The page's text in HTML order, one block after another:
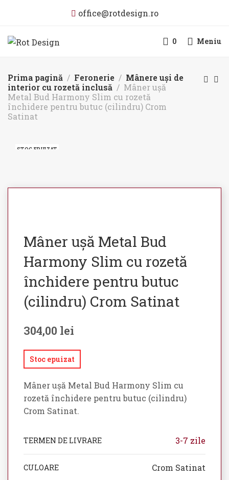
office@rotdesign.ro
0 Meniu
Prima pagină Feronerie
Mânere uși de
interior cu rozetă inclusă
Mâner ușă
Metal Bud Harmony Slim cu rozetă
închidere pentru butuc (cilindru) Crom
Satinat
STOC EPUIZAT
Mâner ușă Metal Bud
Harmony Slim cu rozetă
închidere pentru butuc
(cilindru) Crom Satinat
304,00 lei
Stoc epuizat
Mâner ușă Metal Bud Harmony Slim cu
rozetă închidere pentru butuc (cilindru)
Crom Satinat.
TERMEN DE LIVRARE 3-7 zile
CULOARE Crom Satinat